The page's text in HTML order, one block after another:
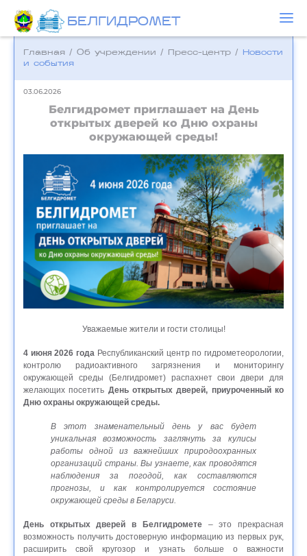
БЕЛГИДРОМЕТ
Главная / Об учреждении / Пресс-центр /
Новости
и события
03.06.2026
Белгидромет приглашает на День
открытых дверей ко Дню охраны
окружающей среды!
Уважаемые жители и гости столицы!
4 июня 2026 года Республиканский центр по гидрометеорологии,
контролю радиоактивного загрязнения и мониторингу
окружающей среды (Белгидромет) распахнет свои двери для
желающих посетить День открытых дверей, приуроченный ко
Дню охраны окружающей среды.
В этот знаменательный день у вас будет
уникальная возможность заглянуть за кулисы
работы одной из важнейших природоохранных
организаций страны. Вы узнаете, как проводятся
наблюдения за погодой, как составляются
прогнозы, и как контролируется состояние
окружающей среды в Беларуси.
День открытых дверей в Белгидромете– это прекрасная
возможность получить достоверную информацию из первых рук,
расширить свой кругозор и узнать больше о важности